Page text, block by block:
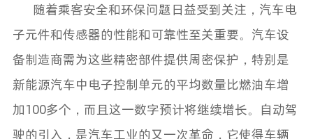
随着乘客安全和环保问题日益受到关注，汽车电
子元件和传感器的性能和可靠性至关重要。汽车设
备制造商需为这些精密部件提供周密保护，特别是
新能源汽车中电子控制单元的平均数量比燃油车增
加100多个，而且这一数字预计将继续增长。自动驾
驶的引入，是汽车工业的又一次革命，它使得车辆